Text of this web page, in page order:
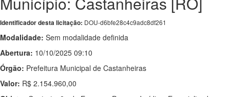
Identificador desta licitação: DOU-d6bfe28c4c9adc8df261
Modalidade: Sem modalidade definida
Abertura: 10/10/2025 09:10
Órgão: Prefeitura Municipal de Castanheiras
Valor: R$ 2.154.960,00